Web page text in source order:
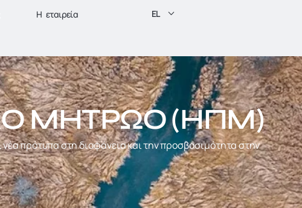
H εταιρεία EL
ΜΗΤΡΏΟ (ΗΠΜ)
πρότυπα στη διαφάνεια και την προσβασιμότητα στην